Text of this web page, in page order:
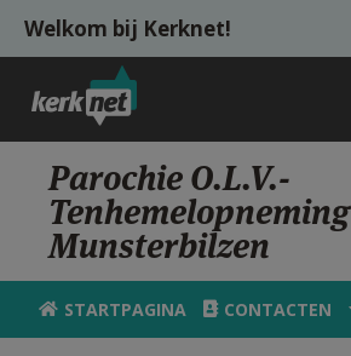
Overslaan en naar de inhoud gaan
Welkom bij Kerknet!
STARTPAGINA
KERK
SHOP
Parochie O.L.V.-
Tenhemelopneming
Munsterbilzen
STARTPAGINA CONTACTEN